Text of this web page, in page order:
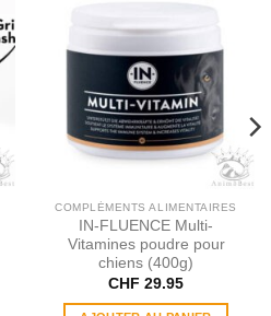
COMPLÉMENTS ALIMENTAIRES
IN​-​FLUENCE Multi​-​
Vitamines poudre pour
chiens (400g)
CHF 29.95